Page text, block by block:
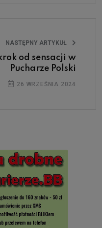
NASTĘPNY ARTYKUŁ
od sensacji w
Pucharze Polski
26 WRZEŚNIA 2024